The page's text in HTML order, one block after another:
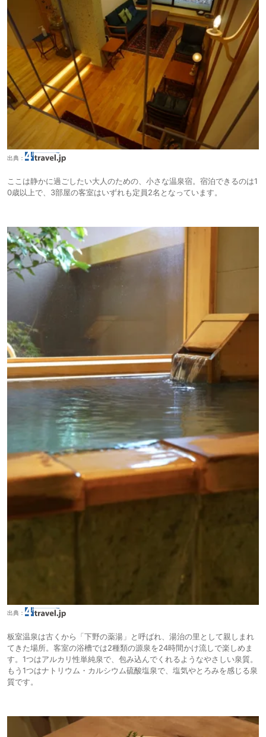
出典：
ここは静かに過ごしたい大人のための、小さな温泉宿。宿泊できるのは1
0歳以上で、3部屋の客室はいずれも定員2名となっています。
出典：
板室温泉は古くから「下野の薬湯」と呼ばれ、湯治の里として親しまれ
てきた場所。客室の浴槽では2種類の源泉を24時間かけ流しで楽しめま
す。1つはアルカリ性単純泉で、包み込んでくれるようなやさしい泉質。
もう1つはナトリウム・カルシウム硫酸塩泉で、塩気やとろみを感じる泉
質です。